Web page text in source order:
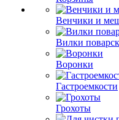
Венчики и
Вилки
Воронки
Гастроемкости
Грохоты